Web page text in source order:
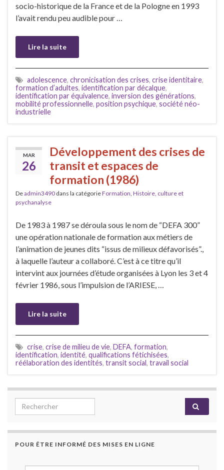
socio-historique de la France et de la Pologne en 1993
l’avait rendu peu audible pour …
Lire la suite
adolescence, chronicisation des crises, crise identitaire,
formation d’adultes, identification par décalque,
identification par équivalence, inversion des générations,
mobilité professionnelle, position psychique, société néo-
industrielle
MAR
26
Développement des crises de
transit et espaces de
formation (1986)
Deadmin3490 dans la catégorieFormation Histoire, culture et
psychanalyse
De 1983 à 1987 se déroula sous le nom de “DEFA 300”
une opération nationale de formation aux métiers de
l’animation de jeunes dits “issus de milieux défavorisés”.,
à laquelle l’auteur a collaboré. C’est à ce titre qu’il
intervint aux journées d’étude organisées à Lyon les 3 et 4
février 1986, sous l’impulsion de l’ARIESE, …
Lire la suite
crise, crise de milieu de vie, DEFA, formation,
identification, identité, qualifications fétichisées,
réélaboration des identités, transit social, travail social
Search for:
POUR ÊTRE INFORMÉ DES MISES EN LIGNE